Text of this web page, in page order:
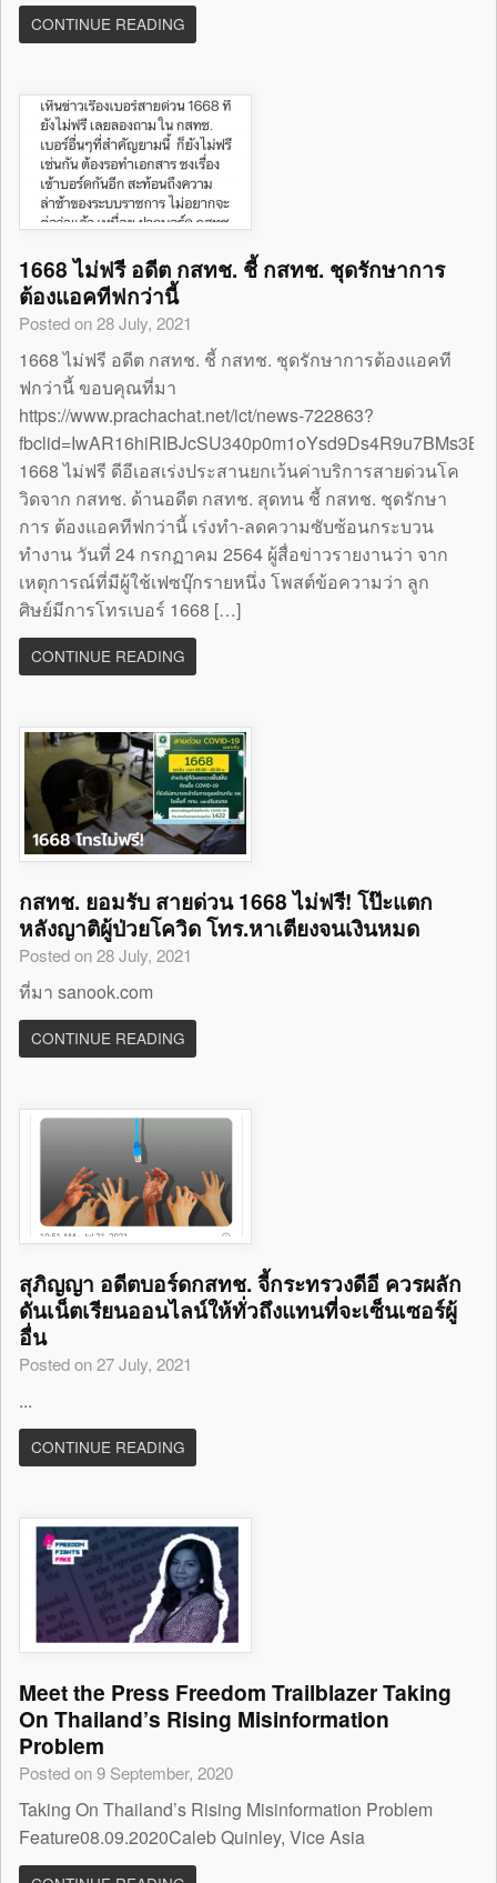
CONTINUE READING
1668 ไม่ฟรี อดีต กสทช. ชี้ กสทช. ชุดรักษาการ
ต้องแอคทีฟกว่านี้
Posted on 28 July, 2021
1668 ไม่ฟรี อดีต กสทช. ชี้ กสทช. ชุดรักษาการต้องแอคที
ฟกว่านี้ ขอบคุณที่มา
https://www.prachachat.net/ict/news-722863?
1668 ไม่ฟรี ดีอีเอสเร่งประสานยกเว้นค่าบริการสายด่วนโค
วิดจาก กสทช. ด้านอดีต กสทช. สุดทน ชี้ กสทช. ชุดรักษา
การ ต้องแอคทีฟกว่านี้ เร่งทำ-ลดความซับซ้อนกระบวน
ทำงาน วันที่ 24 กรกฏาคม 2564 ผู้สื่อข่าวรายงานว่า จาก
เหตุการณ์ที่มีผู้ใช้เฟซบุ๊กรายหนึ่ง โพสต์ข้อความว่า ลูก
ศิษย์มีการโทรเบอร์ 1668 […]
CONTINUE READING
กสทช. ยอมรับ สายด่วน 1668 ไม่ฟรี! โป๊ะแตก
หลังญาติผู้ป่วยโควิด โทร.หาเตียงจนเงินหมด
Posted on 28 July, 2021
ที่มา sanook.com
CONTINUE READING
สุภิญญา อดีตบอร์ดกสทช. จี้กระทรวงดีอี ควรผลัก
ดันเน็ตเรียนออนไลน์ให้ทั่วถึงแทนที่จะเซ็นเซอร์ผู้
อื่น
Posted on 27 July, 2021
...
CONTINUE READING
Meet the Press Freedom Trailblazer Taking
On Thailand’s Rising Misinformation
Problem
Posted on 9 September, 2020
Taking On Thailand’s Rising Misinformation Problem
Feature08.09.2020Caleb Quinley, Vice Asia